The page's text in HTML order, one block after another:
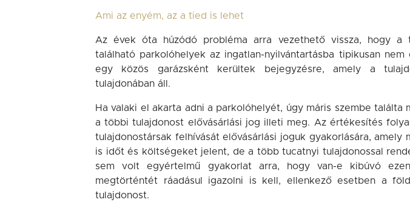
Ami az enyém, az a tied is lehet
Az évek óta húzódó probléma arra vezethető vissza, hogy a
található parkolóhelyek az ingatlan-nyilvántartásba tipikusan nem
egy közös garázsként kerültek bejegyzésre, amely a
tulajdonában áll.
Ha valaki el akarta adni a parkolóhelyét, úgy máris szembe találta
a többi tulajdonost elővásárlási jog illeti meg. Az értékesítés
tulajdonostársak felhívását elővásárlási joguk gyakorlására, amely
is időt és költségeket jelent, de a több tucatnyi tulajdonossal
sem volt egyértelmű gyakorlat arra, hogy van-e kibúvó
megtörténtét ráadásul igazolni is kell, ellenkező esetben a
tulajdonost.